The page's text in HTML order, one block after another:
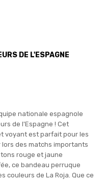
DE L'ESPAGNE
nationale espagnole
de l'Espagne ! Cet
voyant est parfait pour les
des matchs importants
rouge et jaune
ce bandeau perruque
couleurs de La Roja. Que ce